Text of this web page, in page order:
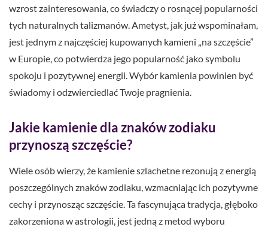
wzrost zainteresowania, co świadczy o rosnącej popularności
tych naturalnych talizmanów. Ametyst, jak już wspominałam,
jest jednym z najczęściej kupowanych kamieni „na szczęście”
w Europie, co potwierdza jego popularność jako symbolu
spokoju i pozytywnej energii. Wybór kamienia powinien być
świadomy i odzwierciedlać Twoje pragnienia.
Jakie kamienie dla znaków zodiaku
przynoszą szczęście?
Wiele osób wierzy, że kamienie szlachetne rezonują z energią
poszczególnych znaków zodiaku, wzmacniając ich pozytywne
cechy i przynosząc szczęście. Ta fascynująca tradycja, głęboko
zakorzeniona w astrologii, jest jedną z metod wyboru